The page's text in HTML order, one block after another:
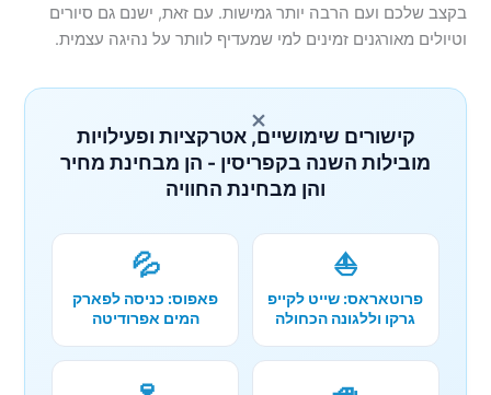
בקצב שלכם ועם הרבה יותר גמישות. עם זאת, ישנם גם סיורים
וטיולים מאורגנים זמינים למי שמעדיף לוותר על נהיגה עצמית.
×
קישורים שימושיים, אטרקציות ופעילויות
מובילות השנה בקפריסין - הן מבחינת מחיר
והן מבחינת החוויה
⛵
פרוטאראס: שייט לקייפ
גרקו וללגונה הכחולה
💦
פאפוס: כניסה לפארק
המים אפרודיטה